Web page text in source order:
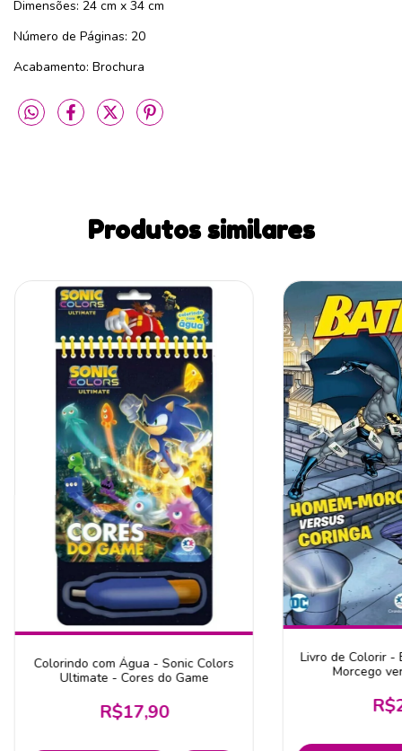
Dimensões: 24 cm x 34 cm
Número de Páginas: 20
Acabamento: Brochura
Produtos similares
Colorindo com Água - Sonic Colors
Ultimate - Cores do Game
R$17,90
Livro de Colorir -
Morcego